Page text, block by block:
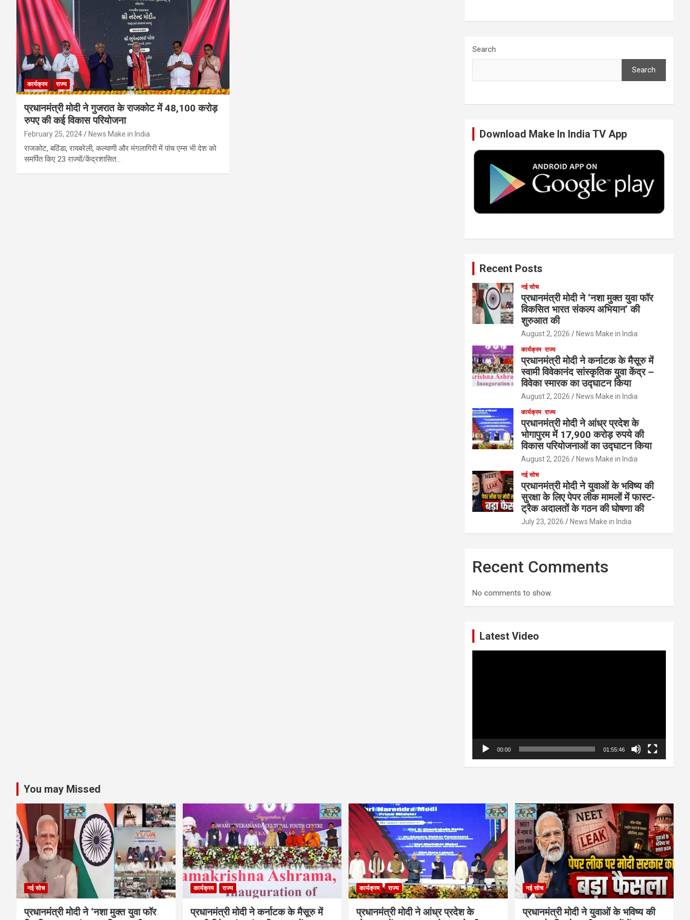
कार्यक्रम राज्य
प्रधानमंत्री मोदी ने गुजरात के राजकोट में 48,100 करोड़
रुपए की कई विकास परियोजना
February 25, 2024 News Make in India
राजकोट, बठिंडा, रायबरेली, कल्याणी और मंगलागिरी में पांच एम्स भी देश को
समर्पित किए 23 राज्यों/केंद्रशासित…
e
o
k
t
r
k
I
n
T
e
Search
Search
Download Make In India TV App
Recent Posts
नई सोच
प्रधानमंत्री मोदी ने ‘नशा मुक्त युवा फॉर
विकसित भारत संकल्प अभियान’ की
शुरुआत की
August 2, 2026 News Make in India
कार्यक्रम राज्य
प्रधानमंत्री मोदी ने कर्नाटक के मैसूरु में
स्वामी विवेकानंद सांस्कृतिक युवा केंद्र –
विवेका स्मारक का उद्घाटन किया
August 2, 2026 News Make in India
कार्यक्रम राज्य
प्रधानमंत्री मोदी ने आंध्र प्रदेश के
भोगापुरम में 17,900 करोड़ रुपये की
विकास परियोजनाओं का उद्घाटन किया
August 2, 2026 News Make in India
नई सोच
प्रधानमंत्री मोदी ने युवाओं के भविष्य की
सुरक्षा के लिए पेपर लीक मामलों में फास्ट-
ट्रैक अदालतों के गठन की घोषणा की
July 23, 2026 News Make in India
Recent Comments
No comments to show.
Latest Video
00:00 01:55:46
You may Missed
नई सोच
प्रधानमंत्री मोदी ने ‘नशा मुक्त युवा फॉर
कार्यक्रम राज्य
प्रधानमंत्री मोदी ने कर्नाटक के मैसूरु में
कार्यक्रम राज्य
प्रधानमंत्री मोदी ने आंध्र प्रदेश के
नई सोच
प्रधानमंत्री मोदी ने युवाओं के भविष्य की